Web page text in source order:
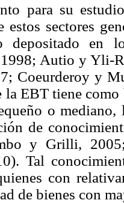
para su
estos sectores
depositado en
1998; Autio y Yli-
Coeurderoy y
la EBT tiene
o
de
y Grilli,
Tal
con
de bienes con